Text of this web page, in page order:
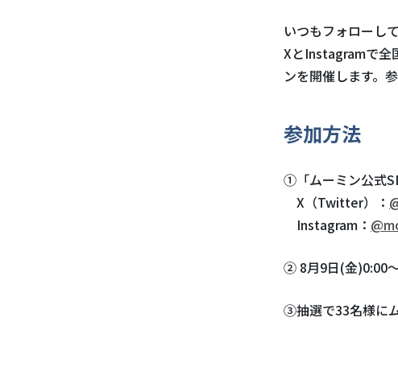
いつもフォローし
XとInstagramで全
ンを開催します。
参加方法
①「ムーミン公式
X（Twitter）：
Instagram：
② 8月9日(金)0:00
③抽選で33名様に